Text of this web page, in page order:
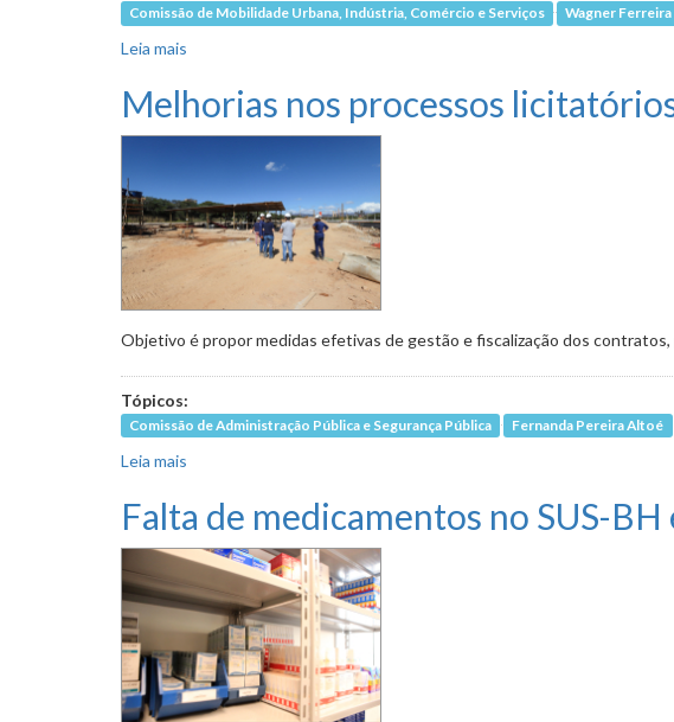
Comissão de Mobilidade Urbana, Indústria, Comércio e Serviços Wagner Ferreira
Leia mais
Melhorias nos processos
Objetivo é propor medidas efetivas de gestão e fiscalização dos
Tópicos:
Comissão de Administração Pública e Segurança Pública Fernanda Pereira Altoé
Leia mais
Falta de medicamentos no SUS-